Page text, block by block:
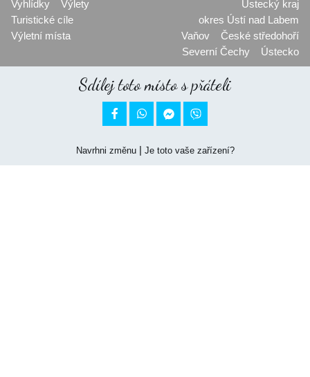
Vyhlídky
Výlety
Turistické cíle
Výletní místa
Ústecký kraj
okres Ústí nad Labem
Vaňov
České středohoří
Severní Čechy
Ústecko
Sdílej toto místo s přáteli
 
Navrhni změnu| Je toto vaše zařízení?